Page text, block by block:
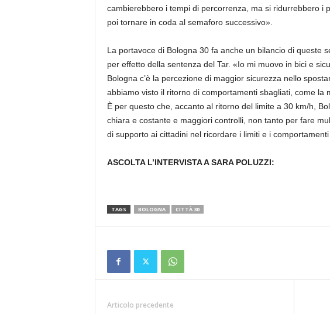
cambierebbero i tempi di percorrenza, ma si ridurrebbero i
poi tornare in coda al semaforo successivo».
La portavoce di Bologna 30 fa anche un bilancio di queste
per effetto della sentenza del Tar. «Io mi muovo in bici e
Bologna c’è la percezione di maggior sicurezza nello
abbiamo visto il ritorno di comportamenti sbagliati, come la
È per questo che, accanto al ritorno del limite a 30 km/h,
chiara e costante e maggiori controlli, non tanto per fare
di supporto ai cittadini nel ricordare i limiti e i comportamenti
ASCOLTA L’INTERVISTA A SARA POLUZZI:
TAGS BOLOGNA CITTÀ 30
Articolo precedente